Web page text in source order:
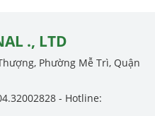
., LTD
Phường Mễ Trì, Quận
- Hotline: